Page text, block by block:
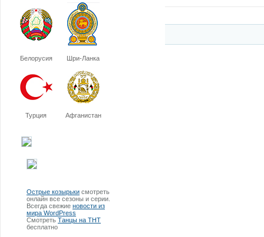
Белорусия Шри-Ланка
Турция Афганистан
Острые козырьки смотреть
онлайн все сезоны и серии.
Всегда свежие новости из
мира WordPress
Смотреть Танцы на ТНТ
бесплатно